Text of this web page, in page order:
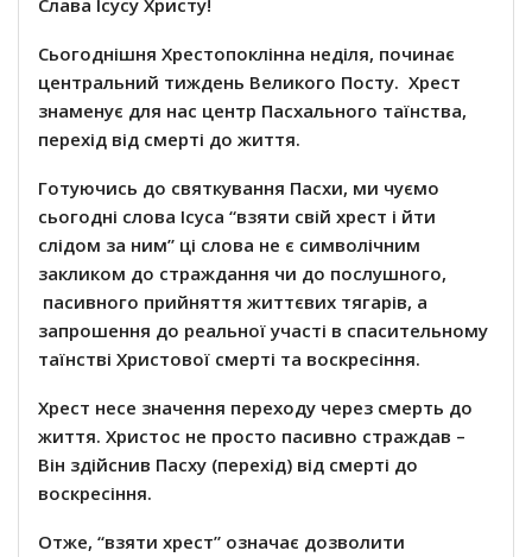
Слава Ісусу Христу!
Сьогоднішня Хрестoпоклінна неділя, починає
центральний тиждень Великого Посту. Хрест
знаменує для нас центр Пасхального таїнства,
перехід від смерті до життя.
Готуючись до святкування Пасхи, ми чуємо
сьогодні слова Ісуса “взяти свій хрест і йти
слідом за ним” ці слова не є символічним
закликом до страждання чи до послушного,
пасивного прийняття життєвих тягарів, а
запрошення до реальної участі в спасительному
таїнстві Христової смерті та воскресіння.
Хрест несе значення переходу через смерть до
життя. Христос не просто пасивно страждав –
Він здійснив Пасху (перехід) від смерті до
воскресіння.
Отже, “взяти хрест” означає дозволити